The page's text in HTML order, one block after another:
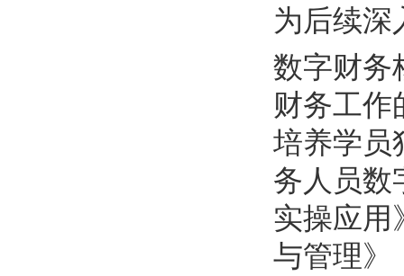
为后续深
数字财务
财务工作
培养学员
务人员数
实操应用
与管理》